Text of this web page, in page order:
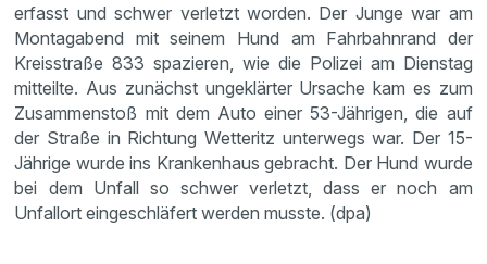
erfasst und schwer verletzt worden. Der Junge war am
Montagabend mit seinem Hund am Fahrbahnrand der
Kreisstraße 833 spazieren, wie die Polizei am Dienstag
mitteilte. Aus zunächst ungeklärter Ursache kam es zum
Zusammenstoß mit dem Auto einer 53-Jährigen, die auf
der Straße in Richtung Wetteritz unterwegs war. Der 15-
Jährige wurde ins Krankenhaus gebracht. Der Hund wurde
bei dem Unfall so schwer verletzt, dass er noch am
Unfallort eingeschläfert werden musste. (dpa)